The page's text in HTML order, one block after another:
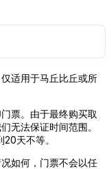
适用于马丘比丘或所
票。由于最终购买取
无法保证时间范围。
天不等。
如何，门票不会以任